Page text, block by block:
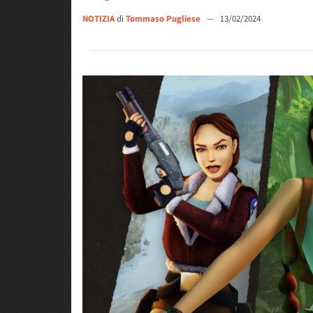
NOTIZIAdi Tommaso Pugliese — 13/02/2024